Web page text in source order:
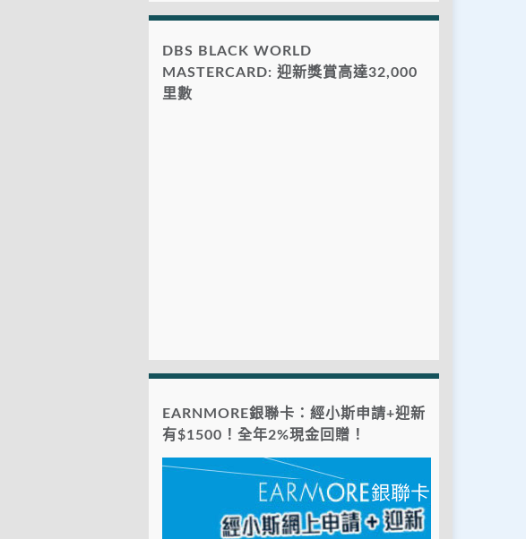
DBS BLACK WORLD
MASTERCARD: 迎新獎賞高達32,000
里數
EARNMORE銀聯卡：經小斯申請+迎新
有$1500！全年2%現金回贈！